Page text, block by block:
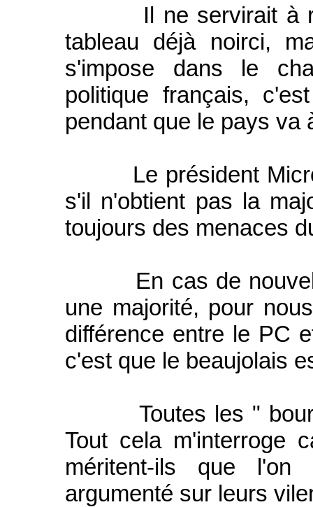
Il ne servirait à
tableau déjà noirci,
s'impose dans le
politique français,
pendant que le pays va
Le président
s'il n'obtient pas la
toujours des menaces
En cas de
une majorité, pour
différence entre le PC
c'est que le beaujolais
Toutes les "
Tout cela m'interroge
méritent-ils que
argumenté sur leurs